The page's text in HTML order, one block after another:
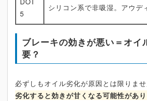
5
シリコン系で非吸湿。アウデ
ブレーキの効きが悪い＝オイ
要？
必ずしもオイル劣化が原因とは限りませ
劣化すると効きが甘くなる可能性があ